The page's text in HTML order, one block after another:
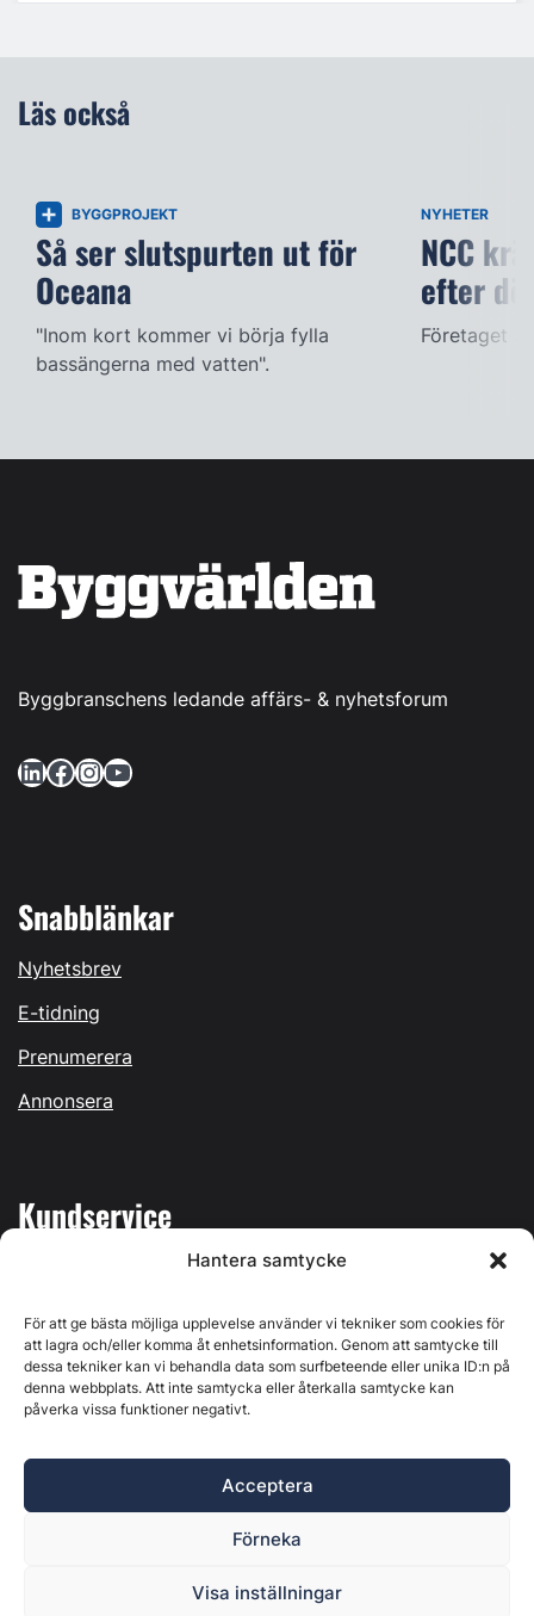
Hantera samtycke
För att ge bästa möjliga upplevelse använder vi tekniker som cookies för
att lagra och/eller komma åt enhetsinformation. Genom att samtycke till
dessa tekniker kan vi behandla data som surfbeteende eller unika ID:n på
denna webbplats. Att inte samtycka eller återkalla samtycke kan
påverka vissa funktioner negativt.
Acceptera
Förneka
Visa inställningar
Läs också
BYGGPROJEKT
Så ser slutspurten ut för
Oceana
"Inom kort kommer vi börja fylla
bassängerna med vatten".
NYHETER
NCC
efter
Företaget
Byggbranschens ledande affärs- & nyhetsforum
LinkedIn Facebook InstagramYouTube
Snabblänkar
Nyhetsbrev
E-tidning
Prenumerera
Annonsera
Kundservice
Kontakta oss
Östernäsvägen 1, 827 32 Ljusdal, org.nr: 556625-6425 -
Ansvarig utgivare: Henrik Ekberg. Innehållet på denna
webbplats är upphovsrättsligt skyddat. Ange källa vid citering.
Byggvärlden är en del avMarknadsdatagruppen
Policy för datahantering, integritet och cookies